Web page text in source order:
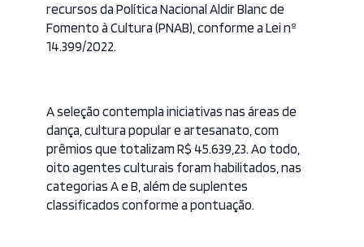
recursos da Política Nacional Aldir Blanc de
Fomento à Cultura (PNAB), conforme a Lei nº
14.399/2022.
A seleção contempla iniciativas nas áreas de
dança, cultura popular e artesanato, com
prêmios que totalizam R$ 45.639,23. Ao todo,
oito agentes culturais foram habilitados, nas
categorias A e B, além de suplentes
classificados conforme a pontuação.